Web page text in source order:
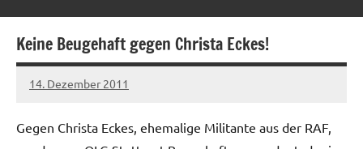
Keine Beugehaft gegen Christa Eckes!
14. Dezember 2011
admin
Gegen Christa Eckes, ehemalige Militante aus der RAF,